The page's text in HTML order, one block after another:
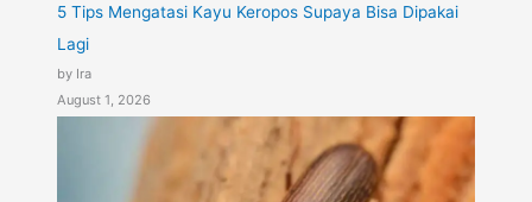
5 Tips Mengatasi Kayu Keropos Supaya Bisa Dipakai
Lagi
by Ira
August 1, 2026